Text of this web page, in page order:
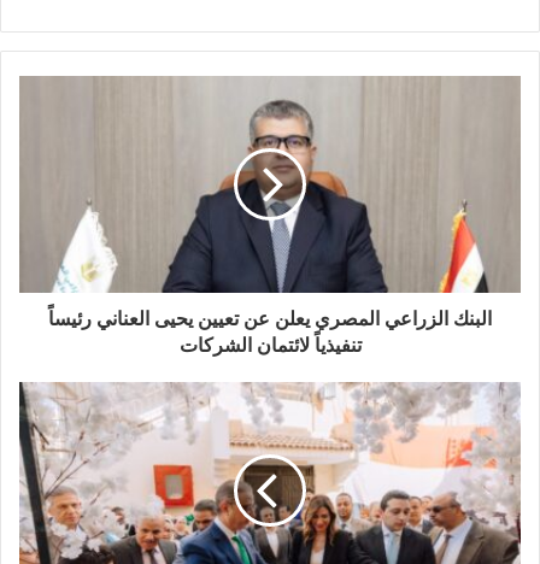
البنك الزراعي المصري يعلن عن تعيين يحيى العناني رئيساً
تنفيذياً لائتمان الشركات